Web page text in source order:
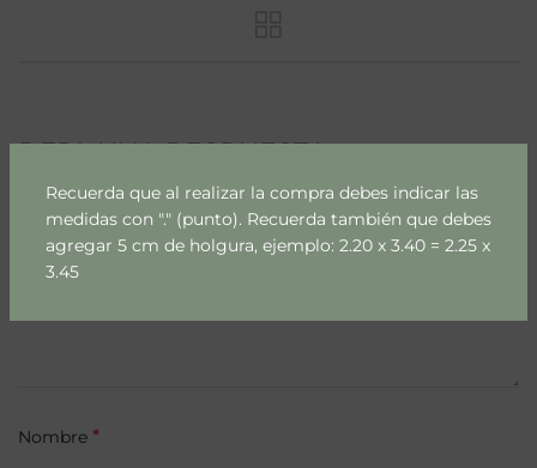
Recuerda que al realizar la compra debes indicar las
medidas con "." (punto). Recuerda también que debes
agregar 5 cm de holgura, ejemplo: 2.20 x 3.40 = 2.25 x
3.45
DEJA UNA RESPUESTA
Tu dirección de correo electrónico no será publicada.
Los
campos obligatorios están marcados con
Comentario
Nombre *